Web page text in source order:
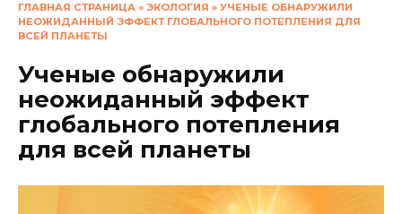
ГЛАВНАЯ СТРАНИЦА » ЭКОЛОГИЯ » УЧЕНЫЕ ОБНАРУЖИЛИ
НЕОЖИДАННЫЙ ЭФФЕКТ ГЛОБАЛЬНОГО ПОТЕПЛЕНИЯ ДЛЯ
ВСЕЙ ПЛАНЕТЫ
Ученые обнаружили
неожиданный эффект
глобального потепления
для всей планеты